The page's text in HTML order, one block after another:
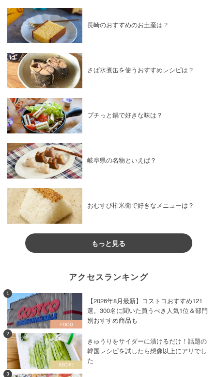
長崎のおすすめのお土産は？
さば水煮缶を使うおすすめレシピは？
プチっと鍋で好きな味は？
岐阜県の名物といえば？
おむすび権米衛で好きなメニューは？
もっと見る
アクセスランキング
1
【2026年8月最新】コストコおすすめ121
選。300名に聞いた買うべき人気1位＆部門
別おすすめ商品も
2
きゅうりをサイダーに漬けるだけ！話題の
韓国レシピを試したら想像以上にアリでし
た
3